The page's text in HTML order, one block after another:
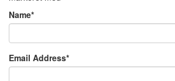
Name*
Email Address*